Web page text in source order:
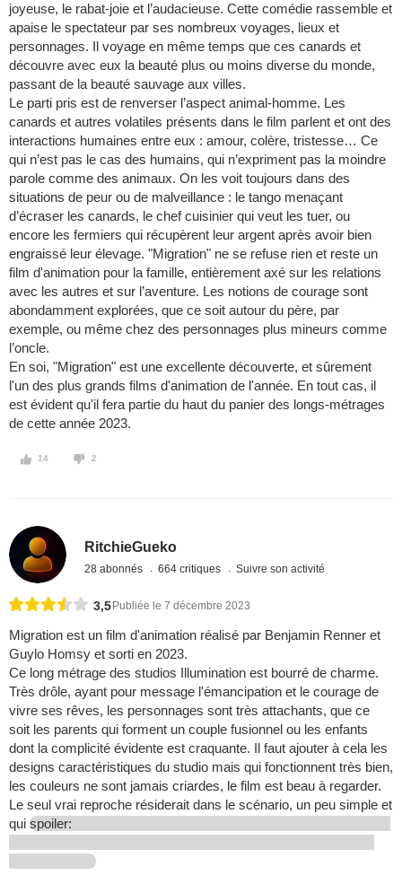
joyeuse, le rabat-joie et l’audacieuse. Cette comédie rassemble et
apaise le spectateur par ses nombreux voyages, lieux et
personnages. Il voyage en même temps que ces canards et
découvre avec eux la beauté plus ou moins diverse du monde,
passant de la beauté sauvage aux villes.
Le parti pris est de renverser l’aspect animal-homme. Les
canards et autres volatiles présents dans le film parlent et ont des
interactions humaines entre eux : amour, colère, tristesse… Ce
qui n’est pas le cas des humains, qui n’expriment pas la moindre
parole comme des animaux. On les voit toujours dans des
situations de peur ou de malveillance : le tango menaçant
d’écraser les canards, le chef cuisinier qui veut les tuer, ou
encore les fermiers qui récupèrent leur argent après avoir bien
engraissé leur élevage. "Migration" ne se refuse rien et reste un
film d'animation pour la famille, entièrement axé sur les relations
avec les autres et sur l’aventure. Les notions de courage sont
abondamment explorées, que ce soit autour du père, par
exemple, ou même chez des personnages plus mineurs comme
l’oncle.
En soi, "Migration" est une excellente découverte, et sûrement
l'un des plus grands films d'animation de l'année. En tout cas, il
est évident qu'il fera partie du haut du panier des longs-métrages
de cette année 2023.
14 2
RitchieGueko
28 abonnés 664 critiques Suivre son activité
3,5 Publiée le 7 décembre 2023
Migration est un film d'animation réalisé par Benjamin Renner et
Guylo Homsy et sorti en 2023.
Ce long métrage des studios Illumination est bourré de charme.
Très drôle, ayant pour message l'émancipation et le courage de
vivre ses rêves, les personnages sont très attachants, que ce
soit les parents qui forment un couple fusionnel ou les enfants
dont la complicité évidente est craquante. Il faut ajouter à cela les
designs caractéristiques du studio mais qui fonctionnent très bien,
les couleurs ne sont jamais criardes, le film est beau à regarder.
Le seul vrai reproche résiderait dans le scénario, un peu simple et
qui spoiler: